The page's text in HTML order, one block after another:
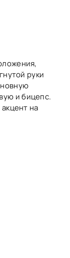
руки
и бицепс.
на